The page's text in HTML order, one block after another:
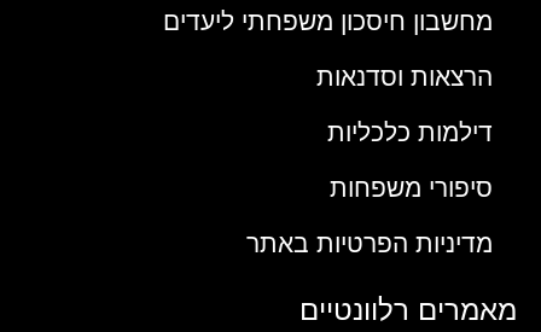
מחשבון חיסכון משפחתי ליעדים
הרצאות וסדנאות
דילמות כלכליות
סיפורי משפחות
מדיניות הפרטיות באתר
מאמרים רלוונטיים